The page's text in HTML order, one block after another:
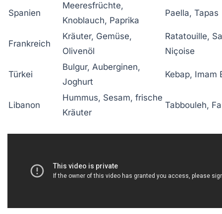
Spanien
Meeresfrüchte,
Knoblauch, Paprika
Paella, Tapas
Frankreich
Kräuter, Gemüse,
Olivenöl
Ratatouille,
Niçoise
Türkei
Bulgur, Auberginen,
Joghurt
Kebap, Imam
Libanon
Hummus, Sesam, frische
Kräuter
Tabbouleh,